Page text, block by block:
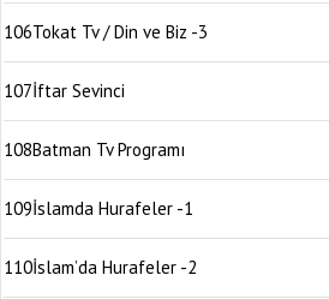
106Tokat Tv / Din ve Biz -3
107İftar Sevinci
108Batman Tv Programı
109İslamda Hurafeler -1
110İslam’da Hurafeler -2